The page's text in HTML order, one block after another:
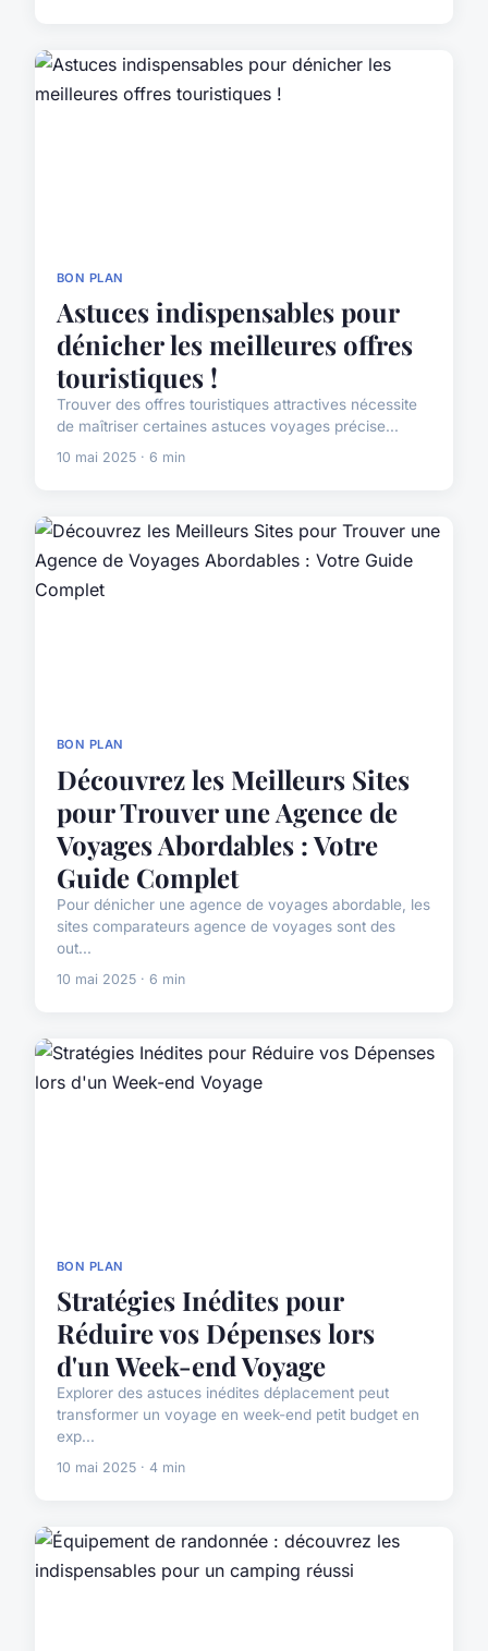
BON PLAN
Astuces indispensables pour
dénicher les meilleures offres
touristiques !
Trouver des offres touristiques attractives nécessite
de maîtriser certaines astuces voyages précise...
10 mai 2025 · 6 min
BON PLAN
Découvrez les Meilleurs Sites
pour Trouver une Agence de
Voyages Abordables : Votre
Guide Complet
Pour dénicher une agence de voyages abordable, les
sites comparateurs agence de voyages sont des
out...
10 mai 2025 · 6 min
BON PLAN
Stratégies Inédites pour
Réduire vos Dépenses lors
d'un Week-end Voyage
Explorer des astuces inédites déplacement peut
transformer un voyage en week-end petit budget en
exp...
10 mai 2025 · 4 min